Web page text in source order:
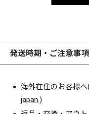
発送時期・ご注意事項
海外在住のお客様
japan.)